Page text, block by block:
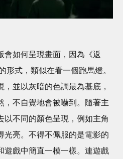
會如何呈現畫面，因為《返
形式，類似在看一個跑馬燈。
並以灰暗的色調最為基底，
，不自覺地會被嚇到。隨著主
以不同的顏色呈現，例如主角
光亮。不得不佩服的是電影的
遊戲中簡直一模一樣。連遊戲